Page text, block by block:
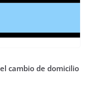
cambio de domicilio